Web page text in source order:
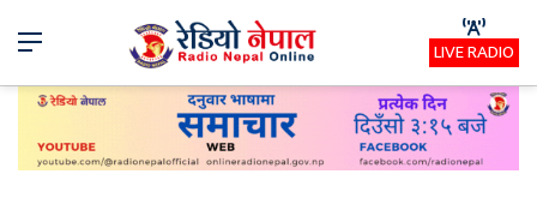
Menu LIVE RADIO